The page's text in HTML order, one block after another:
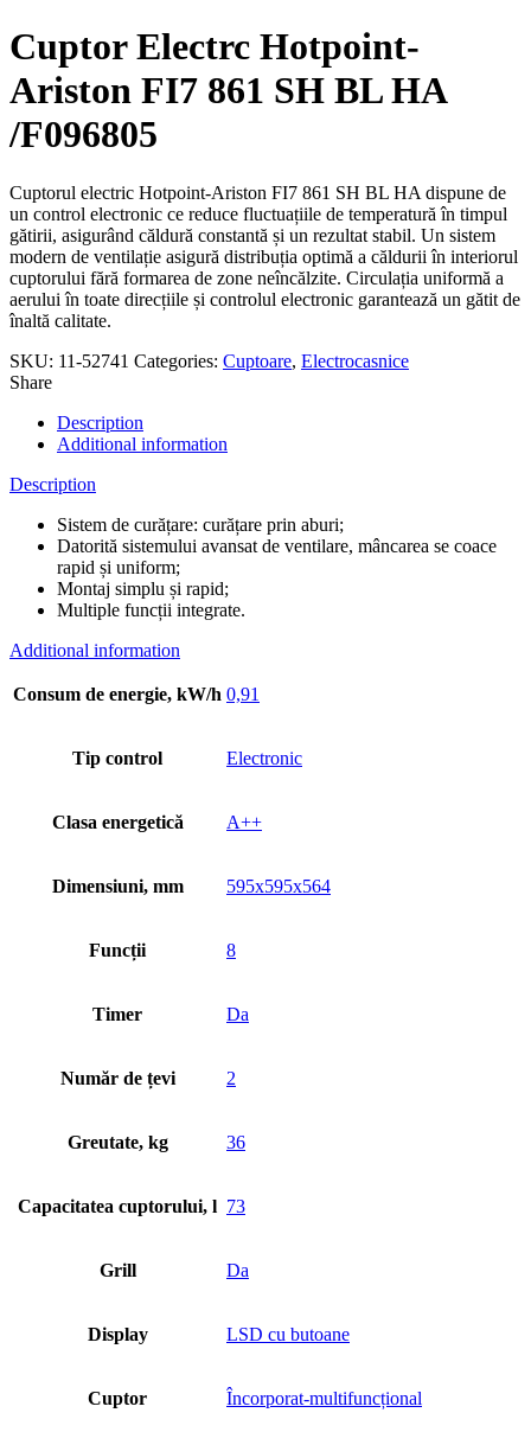
Cuptor Electrc Hotpoint-
Ariston FI7 861 SH BL HA
/F096805
Cuptorul electric Hotpoint-Ariston FI7 861 SH BL HA dispune de
un control electronic ce reduce fluctuațiile de temperatură în timpul
gătirii, asigurând căldură constantă și un rezultat stabil. Un sistem
modern de ventilație asigură distribuția optimă a căldurii în interiorul
cuptorului fără formarea de zone neîncălzite. Circulația uniformă a
aerului în toate direcțiile și controlul electronic garantează un gătit de
înaltă calitate.
SKU: 11-52741 Categories: Cuptoare, Electrocasnice
Share
Description
Additional information
Description
Sistem de curățare: curățare prin aburi;
Datorită sistemului avansat de ventilare, mâncarea se coace
rapid și uniform;
Montaj simplu și rapid;
Multiple funcții integrate.
Additional information
Consum de energie, kW/h 0,91
Tip control Electronic
Clasa energetică A++
Dimensiuni, mm 595x595x564
Funcții 8
Timer Da
Număr de țevi 2
Greutate, kg 36
Capacitatea cuptorului, l 73
Grill Da
Display LSD cu butoane
Cuptor Încorporat-multifuncțional